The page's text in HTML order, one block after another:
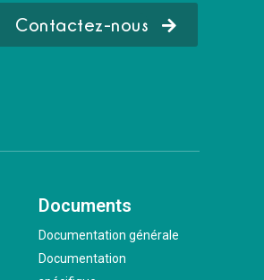
Contactez-nous
Documents
Documentation générale
Documentation